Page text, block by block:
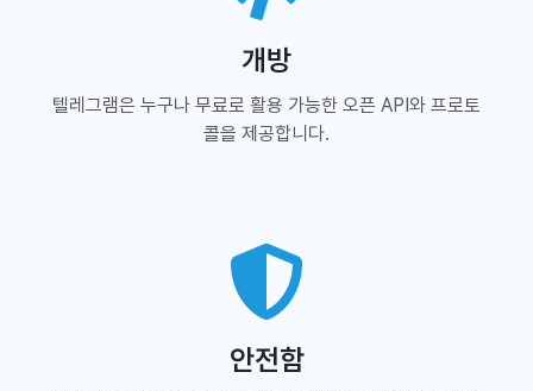
개방
텔레그램은 누구나 무료로 활용 가능한 오픈 API와 프로토
콜을 제공합니다.
안전함